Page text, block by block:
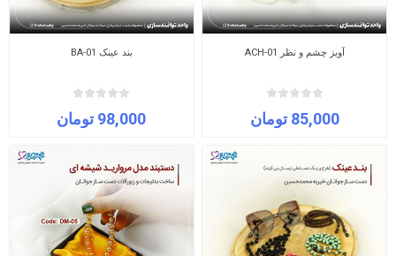
آویز چشم و نظر ACH-01
85,000 تومان
بند عینک BA-01
98,000 تومان